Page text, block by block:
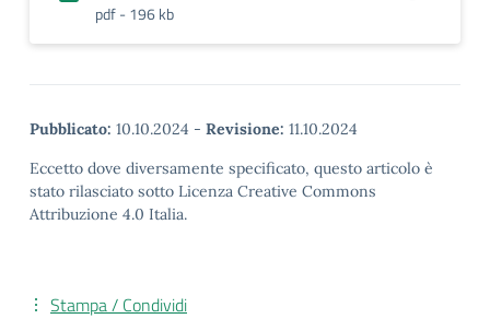
pdf - 196 kb
Pubblicato: 10.10.2024 - Revisione: 11.10.2024
Eccetto dove diversamente specificato, questo articolo è
stato rilasciato sotto Licenza Creative Commons
Attribuzione 4.0 Italia.
Stampa / Condividi